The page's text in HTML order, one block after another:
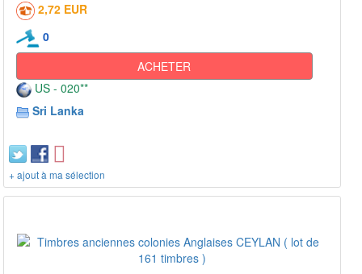
2,72 EUR
0
ACHETER
US - 020**
Sri Lanka
+ ajout à ma sélection